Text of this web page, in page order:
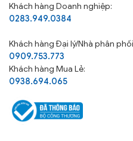
Khách hàng Doanh nghiệp:
0283.949.0384
Khách hàngĐại lý/Nhà phân
0909.753.773
Khách hàng Mua Lẻ:
0938.694.065